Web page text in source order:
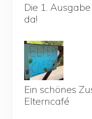
Die 1.
da!
Ein schönes
Elterncafé